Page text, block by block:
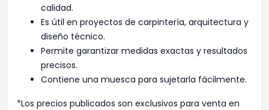
calidad.
Es útil en proyectos de carpintería, arquitectura y
diseño técnico.
Permite garantizar medidas exactas y resultados
precisos.
Contiene una muesca para sujetarla fácilmente.
*Los precios publicados son exclusivos para venta en